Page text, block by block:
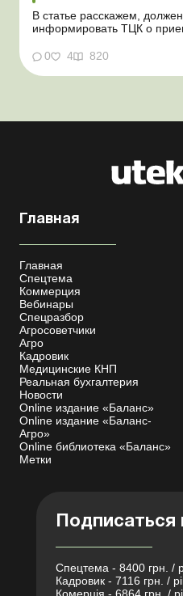
В статье расскажем,
информировать ТЦК о
агропредприятия
работы. Из-за
нарушение порядка
0 4 820
Главная
Главная
Спецтема
Коммерция
Вебинары
Спецразбор
Агросоветчики
Агро
Кадровик
Медицинские КНП
Реальная бухгалтерия
Новости
Online издание «Баланс»
Online издание «Баланс-
Агро»
Online библиотека «Баланс»
Метки
Подписаться
Спецтема - 8400 грн. /
Кадровик - 7116 грн. /